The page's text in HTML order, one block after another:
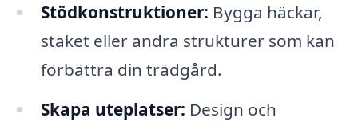
Stödkonstruktioner: Bygga häckar,
staket eller andra strukturer som kan
förbättra din trädgård.
Skapa uteplatser: Design och